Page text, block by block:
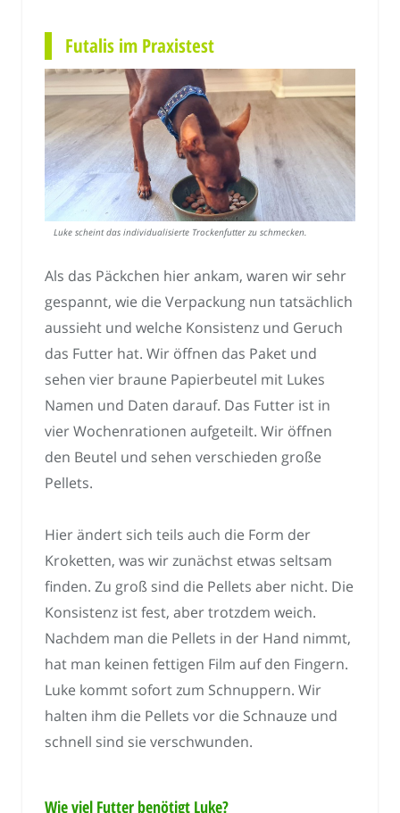
Futalis im Praxistest
Luke scheint das individualisierte Trockenfutter zu schmecken.
Als das Päckchen hier ankam, waren wir sehr
gespannt, wie die Verpackung nun tatsächlich
aussieht und welche Konsistenz und Geruch
das Futter hat. Wir öffnen das Paket und
sehen vier braune Papierbeutel mit Lukes
Namen und Daten darauf. Das Futter ist in
vier Wochenrationen aufgeteilt. Wir öffnen
den Beutel und sehen verschieden große
Pellets.
Hier ändert sich teils auch die Form der
Kroketten, was wir zunächst etwas seltsam
finden. Zu groß sind die Pellets aber nicht. Die
Konsistenz ist fest, aber trotzdem weich.
Nachdem man die Pellets in der Hand nimmt,
hat man keinen fettigen Film auf den Fingern.
Luke kommt sofort zum Schnuppern. Wir
halten ihm die Pellets vor die Schnauze und
schnell sind sie verschwunden.
Wie viel Futter benötigt Luke?